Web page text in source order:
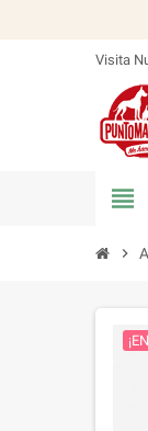
Visita
view_headline
chevron_right